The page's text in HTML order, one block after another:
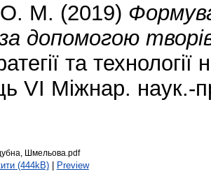
О. М. (2019)
допомогою
та
VI Міжнар. наук.-
Шмельова.pdf
(444kB)| Preview